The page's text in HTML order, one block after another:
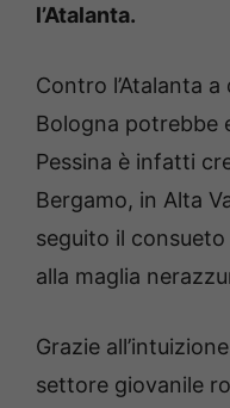
l’Atalanta.
Contro l’Atalanta
Bologna potrebbe
Pessina è infatti
Bergamo, in Alta
seguito il
alla maglia
Grazie
settore giovanile